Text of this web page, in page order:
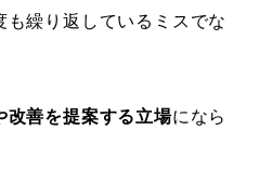
も繰り返しているミスでな
改善を提案する立場になら